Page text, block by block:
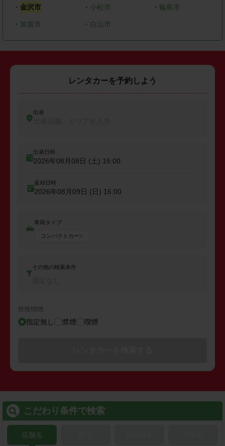
・ 金沢市 ・ 小松市 ・輪島市
・ 加賀市 ・ 白山市
レンタカーを予約しよう
出発
出発日時
2026年08月08日 (土) 16:00
返却日時
2026年08月09日 (日) 16:00
車両タイプ
コンパクトカー
その他の検索条件
禁煙/喫煙
指定無し 禁煙 喫煙
こだわり条件で検索
店舗名